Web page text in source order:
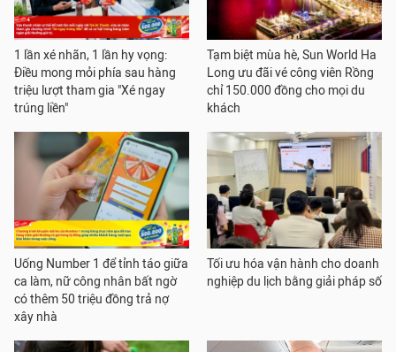
1 lần xé nhãn, 1 lần hy vọng:
Điều mong mỏi phía sau hàng
triệu lượt tham gia "Xé ngay
trúng liền"
Tạm biệt mùa hè, Sun World Ha
Long ưu đãi vé công viên Rồng
chỉ 150.000 đồng cho mọi du
khách
Uống Number 1 để tỉnh táo giữa
ca làm, nữ công nhân bất ngờ
có thêm 50 triệu đồng trả nợ
xây nhà
Tối ưu hóa vận hành cho doanh
nghiệp du lịch bằng giải pháp số